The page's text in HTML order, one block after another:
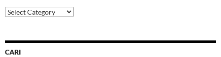
Categories
CARI